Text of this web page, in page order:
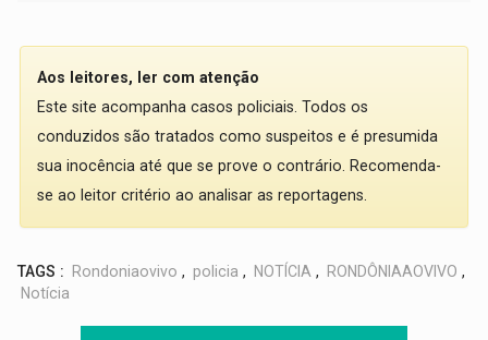
Aos leitores, ler com atenção
Este site acompanha casos policiais. Todos os
conduzidos são tratados como suspeitos e é presumida
sua inocência até que se prove o contrário. Recomenda-
se ao leitor critério ao analisar as reportagens.
TAGS : Rondoniaovivo , policia , NOTÍCIA , RONDÔNIAAOVIVO ,
Notícia